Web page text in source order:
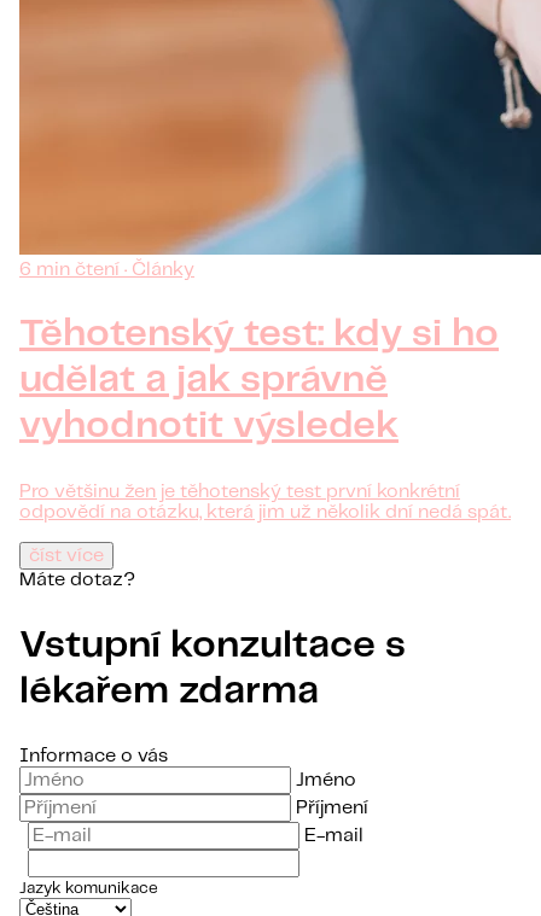
6 min čtení · Články
Těhotenský test: kdy si ho
udělat a jak správně
vyhodnotit výsledek
Pro většinu žen je těhotenský test první konkrétní
odpovědí na otázku, která jim už několik dní nedá spát.
číst více
Máte dotaz?
Vstupní konzultace s
lékařem zdarma
Informace o vás
Jméno
Příjmení
E-mail
Jazyk komunikace